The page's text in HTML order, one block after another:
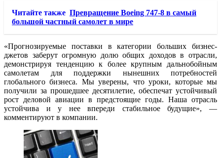
Читайте также Превращение Boeing 747-8 в самый
большой частный самолет в мире
«Прогнозируемые поставки в категории больших бизнес-
джетов заберут огромную долю общих доходов в отрасли,
демонстрируя тенденцию к более крупным дальнобойным
самолетам для поддержки нынешних потребностей
глобального бизнеса. Мы уверены, что уроки, которые мы
получили за прошедшее десятилетие, обеспечат устойчивый
рост деловой авиации в предстоящие годы. Наша отрасль
устойчива и у нее впереди стабильное будущие», —
комментируют в компании.